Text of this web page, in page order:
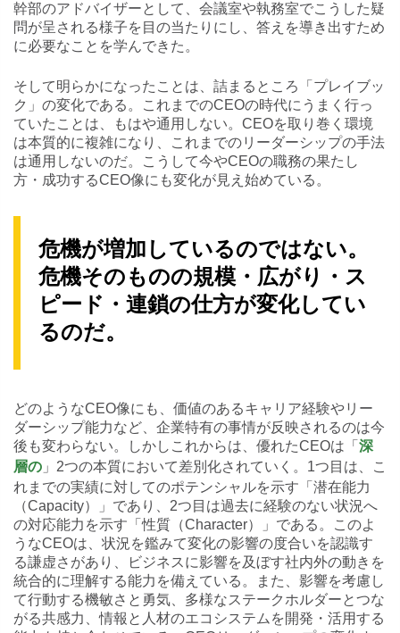
幹部のアドバイザーとして、会議室や執務室でこうした疑
問が呈される様子を目の当たりにし、答えを導き出すため
に必要なことを学んできた。
そして明らかになったことは、詰まるところ「プレイブッ
ク」の変化である。これまでのCEOの時代にうまく行っ
ていたことは、もはや通用しない。CEOを取り巻く環境
は本質的に複雑になり、これまでのリーダーシップの手法
は通用しないのだ。こうして今やCEOの職務の果たし
方・成功するCEO像にも変化が見え始めている。
危機が増加しているのではない。
危機そのものの規模・広がり・ス
ピード・連鎖の仕方が変化してい
るのだ。
どのようなCEO像にも、価値のあるキャリア経験やリー
ダーシップ能力など、企業特有の事情が反映されるのは今
後も変わらない。しかしこれからは、優れたCEOは「 深
層の 」2つの本質において差別化されていく。1つ目は、こ
れまでの実績に対してのポテンシャルを示す「潜在能力
（Capacity）」であり、2つ目は過去に経験のない状況へ
の対応能力を示す「性質（Character）」である。このよ
うなCEOは、状況を鑑みて変化の影響の度合いを認識す
る謙虚さがあり、ビジネスに影響を及ぼす社内外の動きを
統合的に理解する能力を備えている。また、影響を考慮し
て行動する機敏さと勇気、多様なステークホルダーとつな
がる共感力、情報と人材のエコシステムを開発・活用する